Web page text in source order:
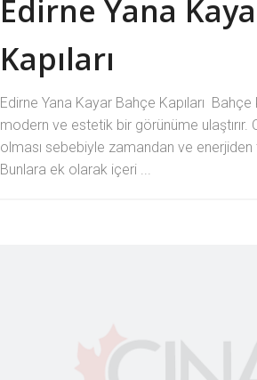
Edirne Yana
Kapıları
Edirne Yana Kayar Bahçe Kapıları Bahçe
modern ve estetik bir görünüme ulaştırır.
olması sebebiyle zamandan ve enerjiden
Bunlara ek olarak içeri ...